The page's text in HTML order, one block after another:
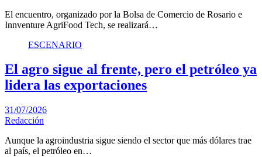
El encuentro, organizado por la Bolsa de Comercio de Rosario e
Innventure AgriFood Tech, se realizará…
ESCENARIO
El agro sigue al frente, pero el petróleo ya
lidera las exportaciones
31/07/2026
Redacción
Aunque la agroindustria sigue siendo el sector que más dólares trae
al país, el petróleo en…